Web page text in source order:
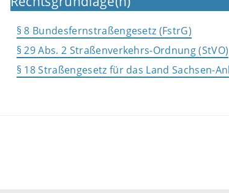
§ 8 Bundesfernstraßengesetz (FstrG)
§ 29 Abs. 2 Straßenverkehrs-Ordnung (StVO)
§ 18 Straßengesetz für das Land Sachsen-